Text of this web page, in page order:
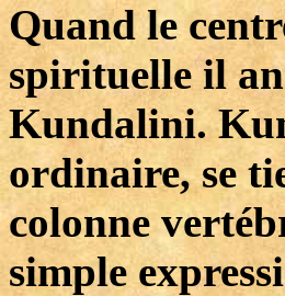
Quand le
spirituelle il
Kundalini.
ordinaire, se
colonne
simple